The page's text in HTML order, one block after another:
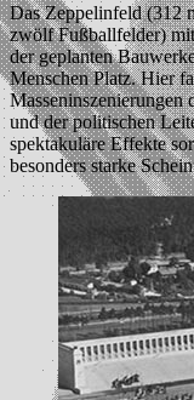
Das Zeppelinfeld (312
zwölf Fußballfelder)
der geplanten
Menschen Platz. Hier
Masseninszenierungen
und der politischen
spektakuläre Effekte
besonders starke